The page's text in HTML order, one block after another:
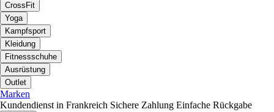
CrossFit
Yoga
Kampfsport
Kleidung
Fitnessschuhe
Ausrüstung
Outlet
Marken
Kundendienst in Frankreich Sichere Zahlung Einfache Rückgabe